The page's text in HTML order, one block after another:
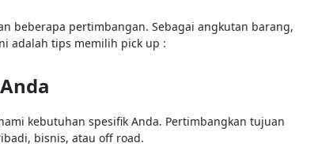
beberapa pertimbangan. Sebagai angkutan barang,
adalah tips memilih pick up :
kebutuhan spesifik Anda. Pertimbangkan tujuan
bisnis, atau off road.